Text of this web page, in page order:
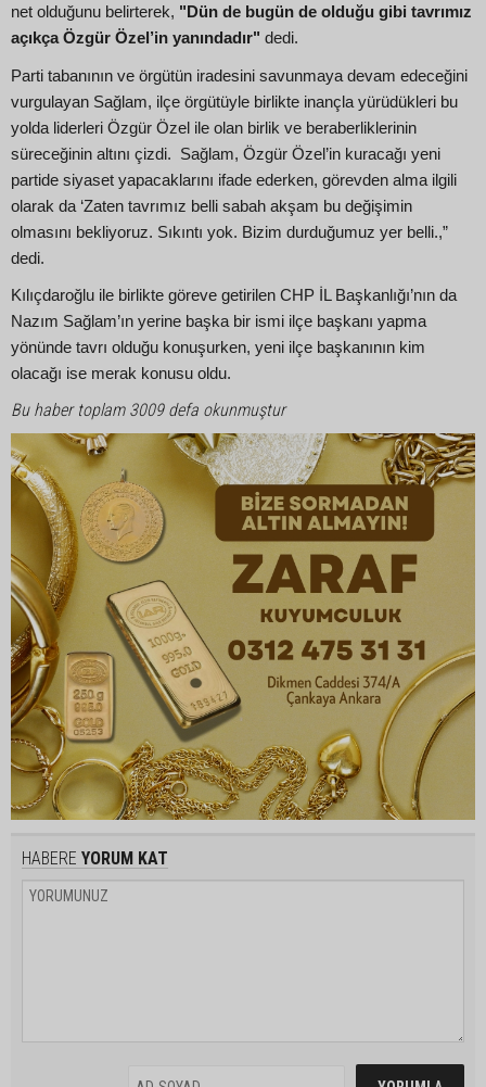
net olduğunu belirterek, "Dün de bugün de olduğu gibi tavrımız
açıkça Özgür Özel’in yanındadır" dedi.
Parti tabanının ve örgütün iradesini savunmaya devam edeceğini
vurgulayan Sağlam, ilçe örgütüyle birlikte inançla yürüdükleri bu
yolda liderleri Özgür Özel ile olan birlik ve beraberliklerinin
süreceğinin altını çizdi. Sağlam, Özgür Özel’in kuracağı yeni
partide siyaset yapacaklarını ifade ederken, görevden alma ilgili
olarak da ‘Zaten tavrımız belli sabah akşam bu değişimin
olmasını bekliyoruz. Sıkıntı yok. Bizim durduğumuz yer belli.,”
dedi.
Kılıçdaroğlu ile birlikte göreve getirilen CHP İL Başkanlığı’nın da
Nazım Sağlam’ın yerine başka bir ismi ilçe başkanı yapma
yönünde tavrı olduğu konuşurken, yeni ilçe başkanının kim
olacağı ise merak konusu oldu.
Bu haber toplam 3009 defa okunmuştur
HABERE YORUM KAT